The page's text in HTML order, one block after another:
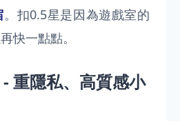
。扣0.5星是因為遊戲室的
快一點點。
重隱私、高質感小